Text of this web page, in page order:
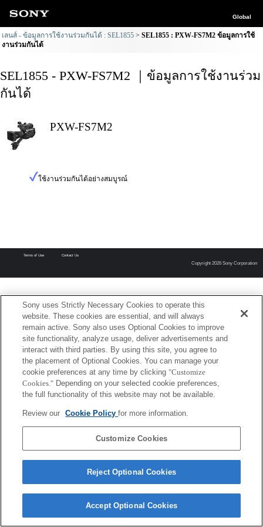
Global
เลนส์ - ข้อมูลการใช้งานร่วมกันได้ : SEL1855
SEL1855 : PXW-FS7M2 ข้อมูลการใช้
งานร่วมกันได้
SEL1855 - PXW-FS7M2 ｜ข้อมูลการใช้งานร่วม
กันได้
PXW-FS7M2
ใช้งานร่วมกันได้อย่างสมบูรณ์
Terms of Use Contact Us
Copyright 2026 Sony Corporation
Sony uses Strictly Necessary Cookies to operate this
website. These cookies are essential, and will always
remain active. Sony also uses Optional Cookies to improve
site functionality, analyze usage, deliver advertisements and
interact with third parties. By using this site, you agree to
the placement of Optional Cookies. You can manage your
cookie preferences at any time by clicking "Customize
Cookies." Depending on your selected cookie preferences,
the full functionality of this website may not be available.
Review our Cookie Policyfor more information.
Customize Cookies
Reject Optional Cookies
Accept Optional Cookies